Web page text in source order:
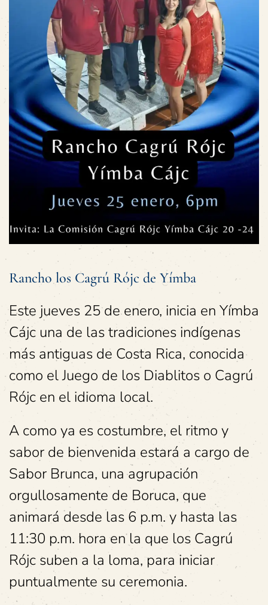
Rancho los Cagrú Rójc de Yímba
Este jueves 25 de enero, inicia en Yímba
Cájc una de las tradiciones indígenas
más antiguas de Costa Rica, conocida
como el Juego de los Diablitos o Cagrú
Rójc en el idioma local.
A como ya es costumbre, el ritmo y
sabor de bienvenida estará a cargo de
Sabor Brunca, una agrupación
orgullosamente de Boruca, que
animará desde las 6 p.m. y hasta las
11:30 p.m. hora en la que los Cagrú
Rójc suben a la loma, para iniciar
puntualmente su ceremonia.